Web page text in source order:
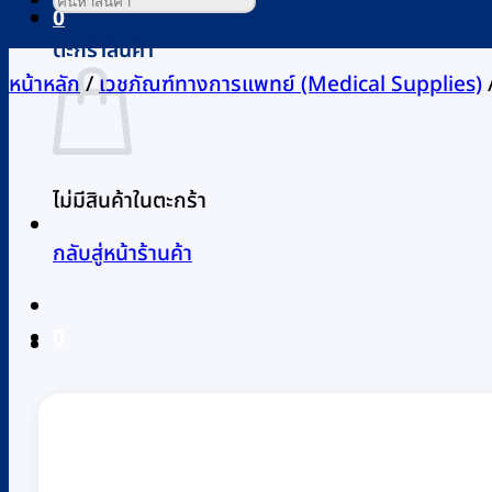
0
ตะกร้าสินค้า
ไม่มีสินค้าในตะกร้า
กลับสู่หน้าร้านค้า
หน้าหลัก/เวชภัณฑ์ทางการแพทย์ (Medical Supplies)